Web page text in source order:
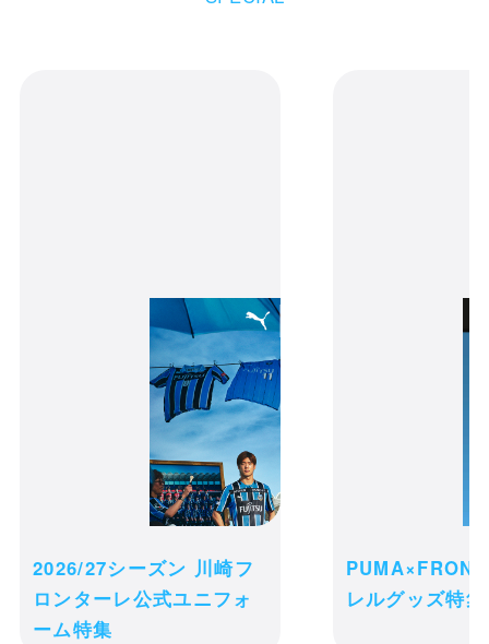
決済情報
カートの商品は現時点ではお客様のため
に確保されておりません。商品の在庫状
況によっては、カートに入れた後でも品
切れになる可能性がございます。
ご注文完了後の変更・キャンセル・返
品・交換は一切お受け出来ません。予め
2026/27シーズン 川崎フ
ロンターレ公式ユニフォ
ーム特集
レルグッズ特